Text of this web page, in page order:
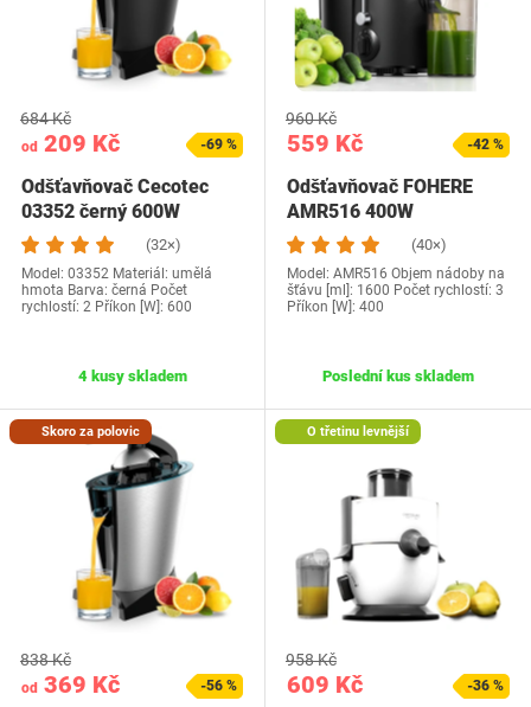
od 209 Kč
684 Kč
-69 %
Odšťavňovač Cecotec
03352 černý 600W
(32×)
Model: 03352 Materiál: umělá
hmota Barva: černá Počet
rychlostí: 2 Příkon [W]: 600
4 kusy skladem
559 Kč
960 Kč
-42 %
Odšťavňovač FOHERE
AMR516 400W
(40×)
Model: AMR516 Objem nádoby na
šťávu [ml]: 1600 Počet rychlostí: 3
Příkon [W]: 400
Poslední kus skladem
Skoro za polovic
od 369 Kč
838 Kč
-56 %
O třetinu levnější
609 Kč
958 Kč
-36 %